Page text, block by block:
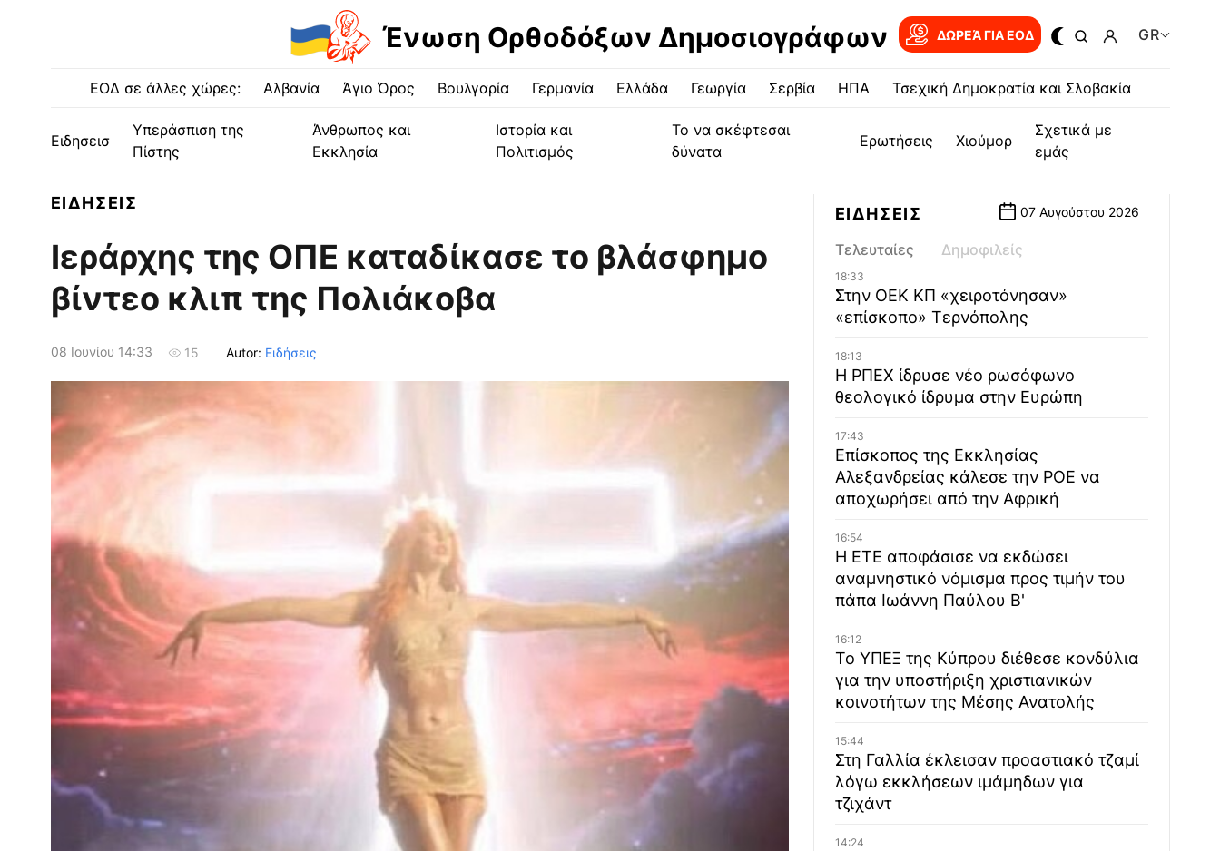
Ένωση Ορθοδόξων Δημοσιογράφων ΔΩΡΕΆ ΓΙΑ EOΔ GR
ΕΟΔ σε άλλες χώρες: Αλβανία Άγιο Όρος Βουλγαρία Γερμανία Ελλάδα Γεωργία Σερβία ΗΠΑ Τσεχική Δημοκρατία και Σλοβακία
Ειδησεισ
Υπεράσπιση της
Πίστης
Άνθρωπος και
Εκκλησία
Ιστορία και
Πολιτισμός
Το να σκέφτεσαι
δύνατα
Ερωτήσεις Χιούμορ
Σχετικά με
εμάς
ΕΙΔΗΣΕΙΣ
Ιεράρχης της ΟΠΕ καταδίκασε το βλάσφημο
βίντεο κλιπ της Πολιάκοβα
08 Ιουνίου 14:33 15 Autor: Ειδήσεις
ΕΙΔΗΣΕΙΣ 07 Αυγούστου 2026
Τελευταίες Δημοφιλείς
18:33
Στην ΟΕΚ ΚΠ «χειροτόνησαν»
«επίσκοπο» Τερνόπολης
18:13
Η ΡΠΕΧ ίδρυσε νέο ρωσόφωνο
θεολογικό ίδρυμα στην Ευρώπη
17:43
Επίσκοπος της Εκκλησίας
Αλεξανδρείας κάλεσε την ΡΟΕ να
αποχωρήσει από την Αφρική
16:54
Η ΕΤΕ αποφάσισε να εκδώσει
αναμνηστικό νόμισμα προς τιμήν του
πάπα Ιωάννη Παύλου Β'
16:12
Το ΥΠΕΞ της Κύπρου διέθεσε κονδύλια
για την υποστήριξη χριστιανικών
κοινοτήτων της Μέσης Ανατολής
15:44
Στη Γαλλία έκλεισαν προαστιακό τζαμί
λόγω εκκλήσεων ιμάμηδων για
τζιχάντ
14:24